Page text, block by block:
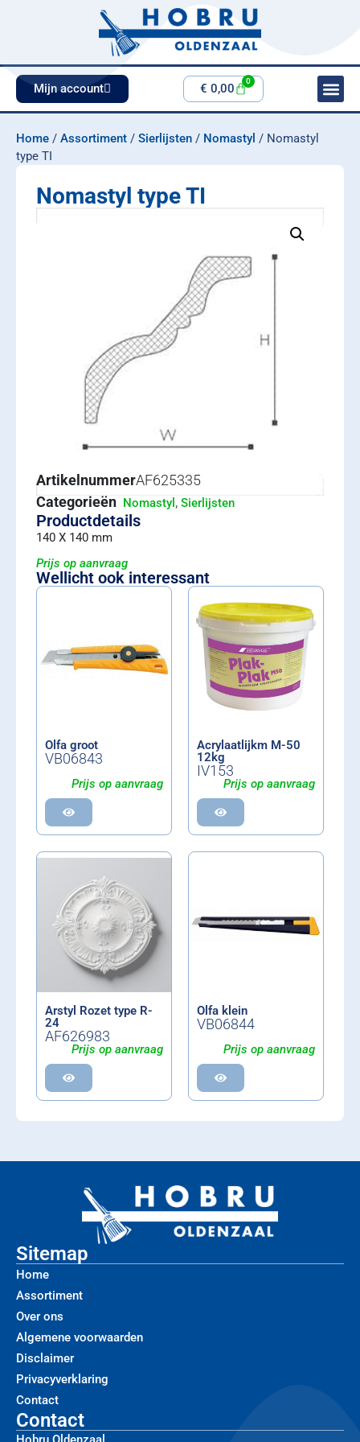
Mijn account € 0,00
0
Home / Assortiment / Sierlijsten / Nomastyl / Nomastyl
type TI
Nomastyl type TI
ArtikelnummerAF625335
Categorieën Nomastyl , Sierlijsten
Productdetails
140 X 140 mm
Prijs op aanvraag
Wellicht ook interessant
Olfa groot
VB06843
Prijs op aanvraag
Acrylaatlijkm M-50
12kg
IV153
Prijs op aanvraag
Arstyl Rozet type R-
24
AF626983
Prijs op aanvraag
Olfa klein
VB06844
Prijs op aanvraag
Sitemap
Home
Assortiment
Over ons
Algemene voorwaarden
Disclaimer
Privacyverklaring
Contact
Contact